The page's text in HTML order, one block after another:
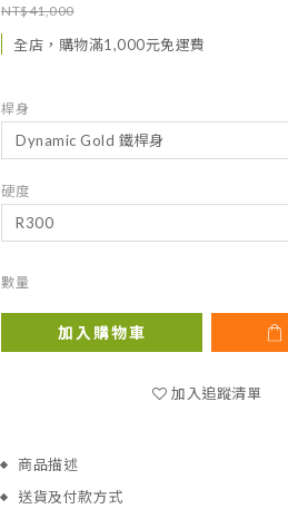
NT$41,000
全店，購物滿1,000元免運費
桿身
硬度
數量
加入購物車
加入追蹤清單
商品描述
送貨及付款方式